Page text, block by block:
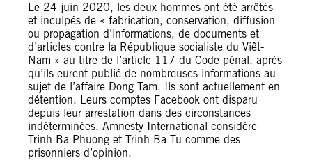
Le 24 juin 2020, les deux hommes ont été arrêtés
et inculpés de « fabrication, conservation, diffusion
ou propagation d’informations, de documents et
d’articles contre la République socialiste du Viêt-
Nam » au titre de l’article 117 du Code pénal, après
qu’ils eurent publié de nombreuses informations au
sujet de l’affaire Dong Tam. Ils sont actuellement en
détention. Leurs comptes Facebook ont disparu
depuis leur arrestation dans des circonstances
indéterminées. Amnesty International considère
Trinh Ba Phuong et Trinh Ba Tu comme des
prisonniers d’opinion.